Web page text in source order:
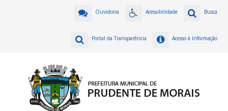
Busca
Acessibilidade
Ouvidoria
Acesso à Informação
Portal da Transparência